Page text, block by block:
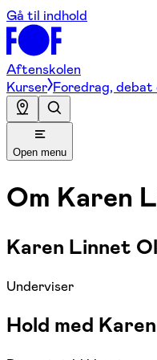
Gå til indhold
Aftenskolen
Kurser Foredrag, debat
Open menu
Om Karen
Karen Linnet
Underviser
Hold med Karen